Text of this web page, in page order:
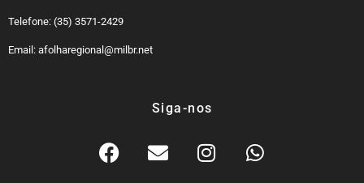
Telefone: (35) 3571-2429
Email: afolharegional@milbr.net
Siga-nos